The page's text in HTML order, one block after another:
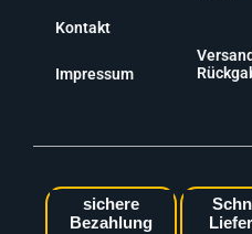
Kontakt
Impressum
sichere
Bezahlung